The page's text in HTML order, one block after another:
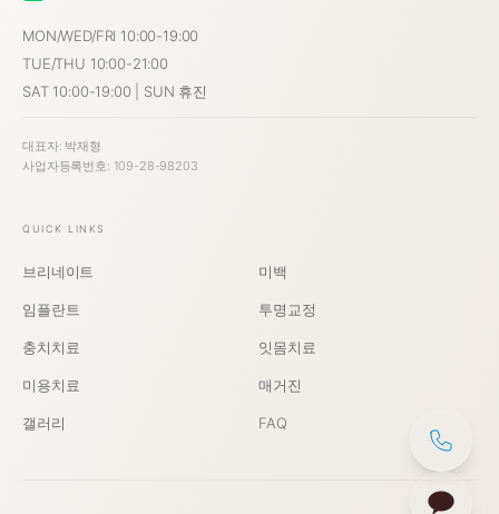
MON/WED/FRI 10:00-19:00
TUE/THU 10:00-21:00
SAT 10:00-19:00 | SUN 휴진
대표자: 박재형
사업자등록번호: 109-28-98203
QUICK LINKS
브리네이트 미백
임플란트 투명교정
충치치료 잇몸치료
미용치료 매거진
갤러리 FAQ